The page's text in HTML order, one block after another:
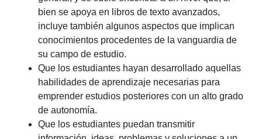
bien se apoya en libros de texto avanzados,
incluye también algunos aspectos que implican
conocimientos procedentes de la vanguardia de
su campo de estudio.
Que los estudiantes hayan desarrollado aquellas
habilidades de aprendizaje necesarias para
emprender estudios posteriores con un alto grado
de autonomía.
Que los estudiantes puedan transmitir